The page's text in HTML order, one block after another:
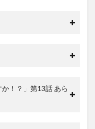
！？」第13話 あら